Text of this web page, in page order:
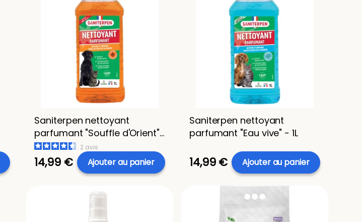
Saniterpen nettoyant
parfumant "Souffle d'Orient"
- 1L
2 avis
14,99 € Ajouter au panier
Saniterpen nettoyant
parfumant "Eau vive" - 1L
14,99 € Ajouter au panier